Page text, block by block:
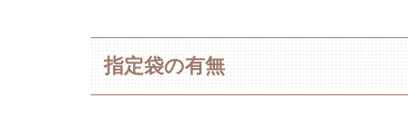
指定袋の有無